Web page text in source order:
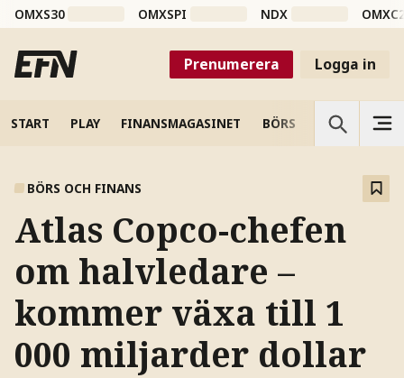
OMXS30 OMXSPI NDX
Prenumerera Logga in
START PLAY FINANSMAGASINET BÖRS VETENSKAP
BÖRS OCH FINANS
Atlas Copco-chefen
om halvledare –
kommer växa till 1
000 miljarder dollar